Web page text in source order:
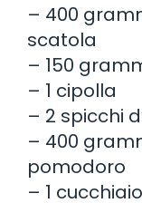
– 400
scatola
– 150
– 1 cipolla
– 2 spicchi
– 400
pomodoro
– 1